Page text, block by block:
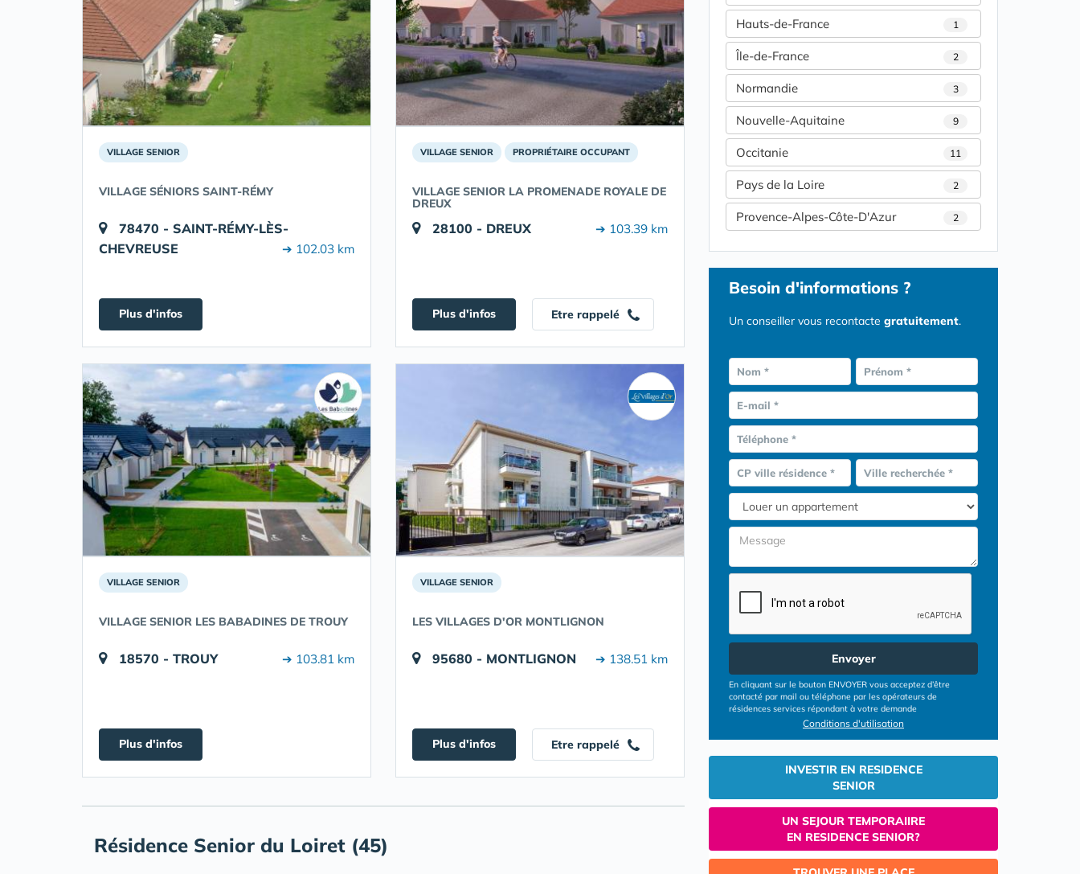
VILLAGE SENIOR
VILLAGE SÉNIORS SAINT-RÉMY
78470 - SAINT-RÉMY-LÈS-
CHEVREUSE
➔ 102.03 km
Plus d'infos
VILLAGE SENIOR PROPRIÉTAIRE OCCUPANT
VILLAGE SENIOR LA PROMENADE ROYALE DE
DREUX
28100 - DREUX ➔ 103.39 km
Plus d'infos Etre rappelé
VILLAGE SENIOR
VILLAGE SENIOR LES BABADINES DE TROUY
18570 - TROUY ➔ 103.81 km
Plus d'infos
VILLAGE SENIOR
LES VILLAGES D'OR MONTLIGNON
95680 - MONTLIGNON ➔ 138.51 km
Plus d'infos Etre rappelé
Résidence Senior du Loiret (45)
Hauts-de-France 1
Île-de-France 2
Normandie 3
Nouvelle-Aquitaine 9
Occitanie 11
Pays de la Loire 2
Provence-Alpes-Côte-D'Azur 2
Besoin d'informations ?
Un conseiller vous recontacte gratuitement.
Nom * Prénom *
E-mail *
Téléphone *
CP ville résidence * Ville recherchée *
Envoyer
En cliquant sur le bouton ENVOYER vous acceptez d’être
contacté par mail ou téléphone par les opérateurs de
résidences services répondant à votre demande
Conditions d'utilisation
INVESTIR EN RESIDENCE
SENIOR
UN SEJOUR TEMPORAIIRE
EN RESIDENCE SENIOR?